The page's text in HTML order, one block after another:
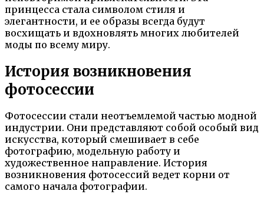
принцесса стала символом стиля и
элегантности, и ее образы всегда будут
восхищать и вдохновлять многих любителей
моды по всему миру.
История возникновения
фотосессии
Фотосессии стали неотъемлемой частью модной
индустрии. Они представляют собой особый вид
искусства, который смешивает в себе
фотографию, модельную работу и
художественное направление. История
возникновения фотосессий ведет корни от
самого начала фотографии.